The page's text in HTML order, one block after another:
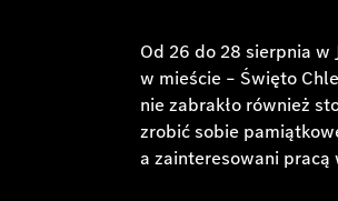
Od 26 do 28 sierpnia w
w mieście – Święto
nie zabrakło również
zrobić sobie
a zainteresowani